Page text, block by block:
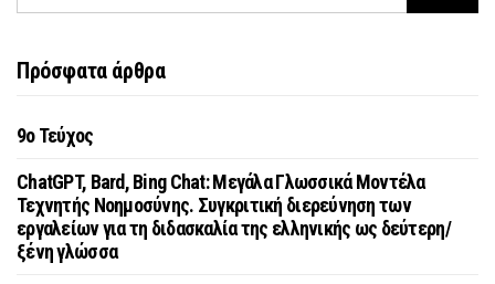
Πρόσφατα άρθρα
9o Τεύχος
ChatGPT, Bard, Bing Chat: Μεγάλα Γλωσσικά Μοντέλα
Τεχνητής Νοημοσύνης. Συγκριτική διερεύνηση των
εργαλείων για τη διδασκαλία της ελληνικής ως δεύτερη/
ξένη γλώσσα